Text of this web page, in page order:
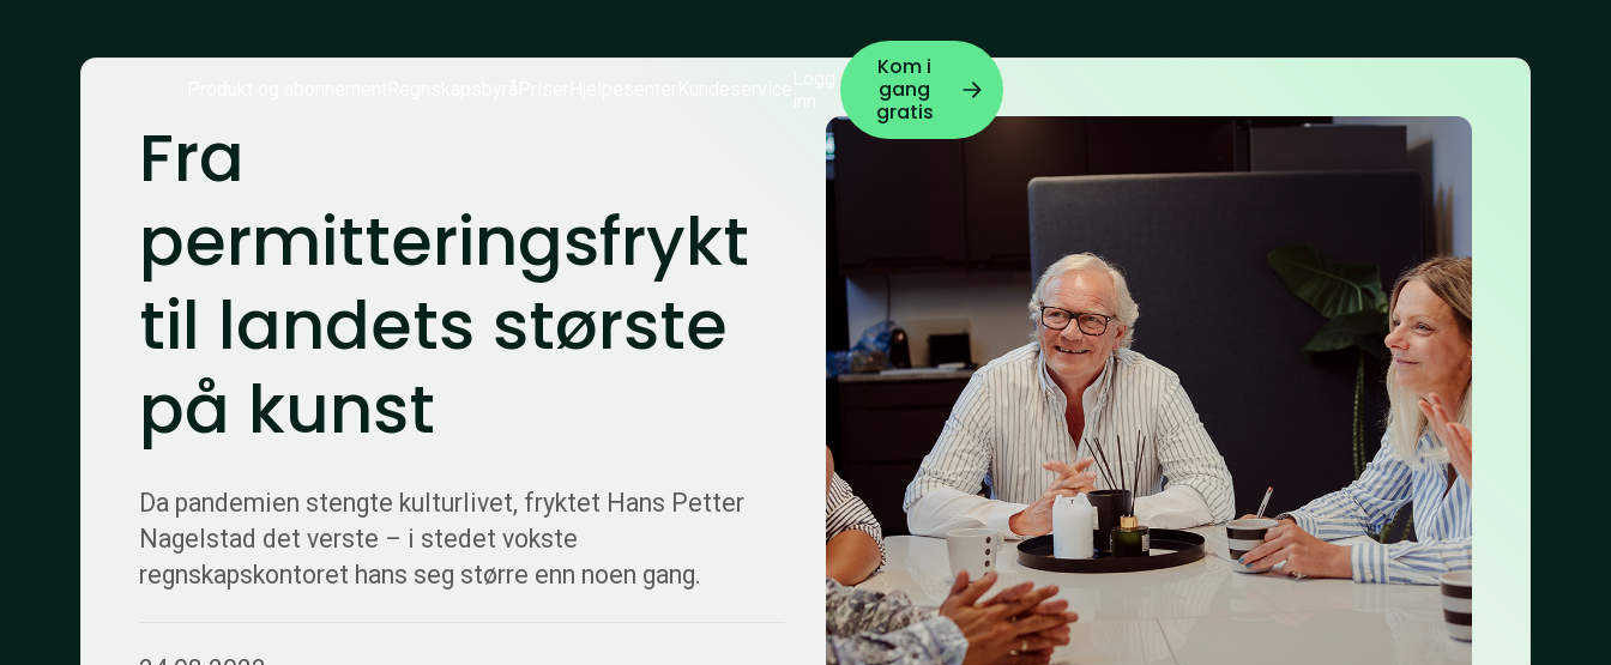
Kundeservice Logg
inn
Kom i
gang
gratis
Fra
permitteringsfrykt
til landets største
på kunst
Da pandemien stengte kulturlivet, fryktet Hans Petter
Nagelstad det verste – i stedet vokste
regnskapskontoret hans seg større enn noen gang.